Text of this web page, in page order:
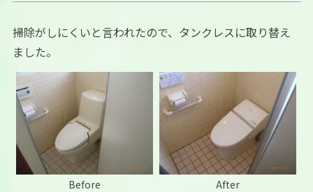
掃除がしにくいと言われたので、タンクレスに取り替え
ました。
Before After